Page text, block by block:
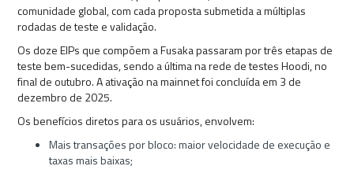
comunidade global, com cada proposta submetida a múltiplas
rodadas de teste e validação.
Os doze EIPs que compõem a Fusaka passaram por três etapas de
teste bem-sucedidas, sendo a última na rede de testes Hoodi, no
final de outubro. A ativação na mainnet foi concluída em 3 de
dezembro de 2025.
Os benefícios diretos para os usuários, envolvem:
Mais transações por bloco: maior velocidade de execução e
taxas mais baixas;